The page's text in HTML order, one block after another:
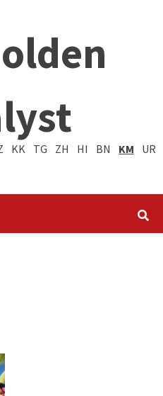
KK TG ZH HI BN KM UR